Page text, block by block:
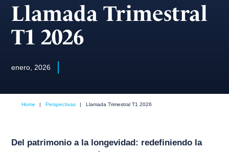
Llamada Trimestral
T1 2026
enero, 2026
Home | Perspectivas | Llamada Trimestral T1 2026
Del patrimonio a la longevidad: redefiniendo la